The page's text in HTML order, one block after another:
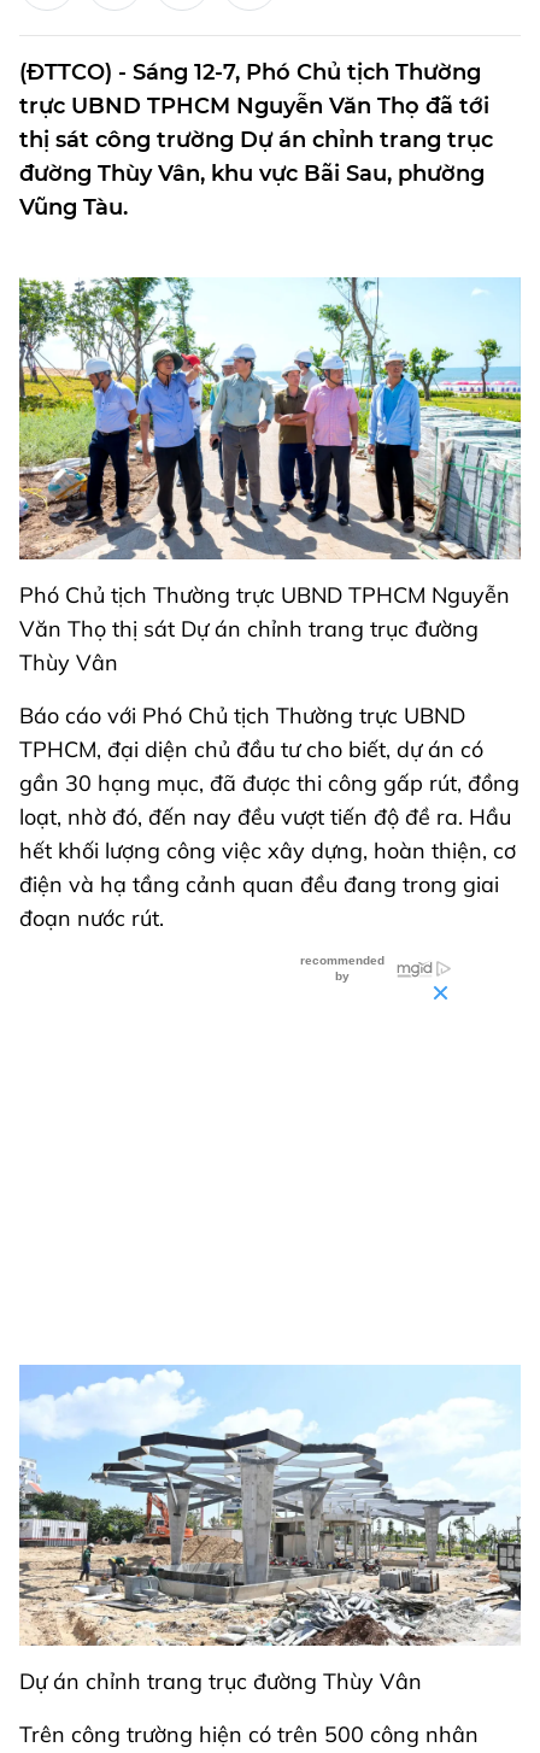
(ĐTTCO) - Sáng 12-7, Phó Chủ tịch Thường
trực UBND TPHCM Nguyễn Văn Thọ đã tới
thị sát công trường Dự án chỉnh trang trục
đường Thùy Vân, khu vực Bãi Sau, phường
Vũng Tàu.
Phó Chủ tịch Thường trực UBND TPHCM Nguyễn
Văn Thọ thị sát Dự án chỉnh trang trục đường
Thùy Vân
Báo cáo với Phó Chủ tịch Thường trực UBND
TPHCM, đại diện chủ đầu tư cho biết, dự án có
gần 30 hạng mục, đã được thi công gấp rút, đồng
loạt, nhờ đó, đến nay đều vượt tiến độ đề ra. Hầu
hết khối lượng công việc xây dựng, hoàn thiện, cơ
điện và hạ tầng cảnh quan đều đang trong giai
đoạn nước rút.
Dự án chỉnh trang trục đường Thùy Vân
Trên công trường hiện có trên 500 công nhân